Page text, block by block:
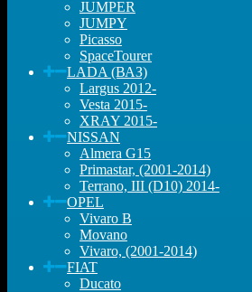
JUMPER
JUMPY
Picasso
SpaceTourer
LADA (ВАЗ)
Largus 2012-
Vesta 2015-
XRAY 2015-
NISSAN
Almera G15
Primastar, (2001-2014)
Terrano, III (D10) 2014-
OPEL
Vivaro B
Movano
Vivaro, (2001-2014)
FIAT
Ducato